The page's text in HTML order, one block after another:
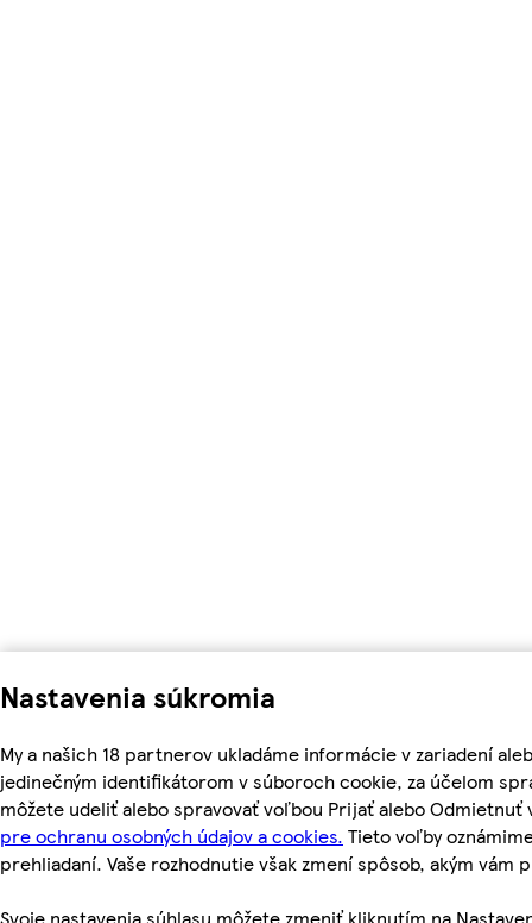
Nastavenia súkromia
My a našich 18 partnerov ukladáme informácie v zariadení
jedinečným identifikátorom v súboroch cookie, za účelom
môžete udeliť alebo spravovať voľbou Prijať alebo
pre ochranu osobných údajov a cookies. Tieto voľby
prehliadaní. Vaše rozhodnutie však zmení spôsob, akým vám
Svoje nastavenia súhlasu môžete zmeniť kliknutím na